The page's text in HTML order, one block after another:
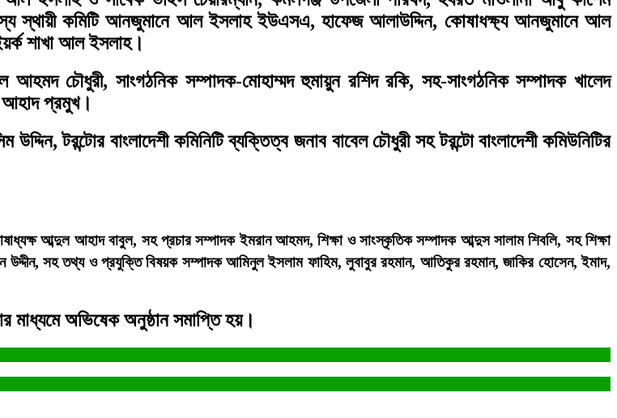
স্থায়ী কমিটি আনজুমানে আল ইসলাহ ইউএসএ, হাফেজ আলাউদ্দিন, কোষাধক্ষ্য আনজুমানে আল
শাখা আল ইসলাহ।
চৌধুরী, সাংগঠনিক সম্পাদক-মোহাম্মদ হুমায়ুন রশিদ রকি, সহ-সাংগঠনিক সম্পাদক খালেদ
আহাদ প্রমুখ।
টরন্টোর বাংলাদেশী কমিনিটি ব্যক্তিত্ব জনাব বাবেল চৌধুরী সহ টরন্টো বাংলাদেশী কমিউনিটির
আব্দুল আহাদ বাবুল, সহ প্রচার সম্পাদক ইমরান আহমদ, শিক্ষা ও সাংস্কৃতিক সম্পাদক আব্দুস সালাম শিবলি, সহ শিক্ষা
উদ্দীন, সহ তথ্য ও প্রযুক্তি বিষয়ক সম্পাদক আমিনুল ইসলাম ফাহিম, লুবাবুর রহমান, আতিকুর রহমান, জাকির হোসেন, ইমাদ,
মাধ্যমে অভিষেক অনুষ্ঠান সমাপ্তি হয়।